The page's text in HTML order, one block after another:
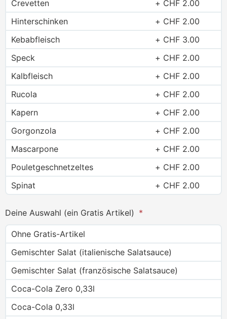
Crevetten CHF 2.00
Hinterschinken
CHF 2.00
Kebabfleisch
CHF 3.00
Speck
CHF 2.00
Kalbfleisch
CHF 2.00
Rucola
CHF 2.00
Kapern
CHF 2.00
Gorgonzola
CHF 2.00
Mascarpone
CHF 2.00
Pouletgeschnetzeltes
CHF 2.00
Spinat
CHF 2.00
Deine Auswahl (ein Gratis Artikel)
Ohne Gratis-Artikel
Gemischter Salat (italienische Salatsauce)
Gemischter Salat (französische Salatsauce)
Coca-Cola Zero 0,33l
Coca-Cola 0,33l